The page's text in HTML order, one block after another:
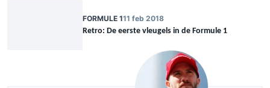
FORMULE 111 feb 2018
Retro: De eerste vleugels in de Formule 1